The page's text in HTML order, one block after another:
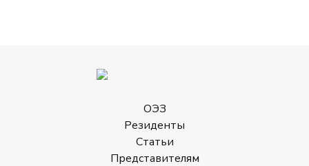
ОЭЗ
Резиденты
Статьи
Представителям